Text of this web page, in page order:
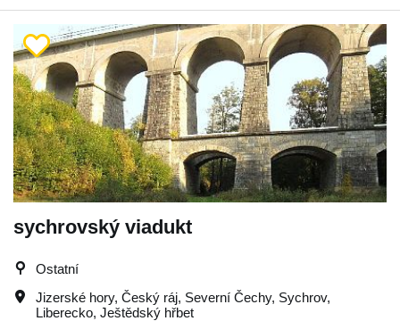
sychrovský viadukt
Ostatní
Jizerské hory, Český ráj, Severní Čechy, Sychrov,
Liberecko, Ještědský hřbet